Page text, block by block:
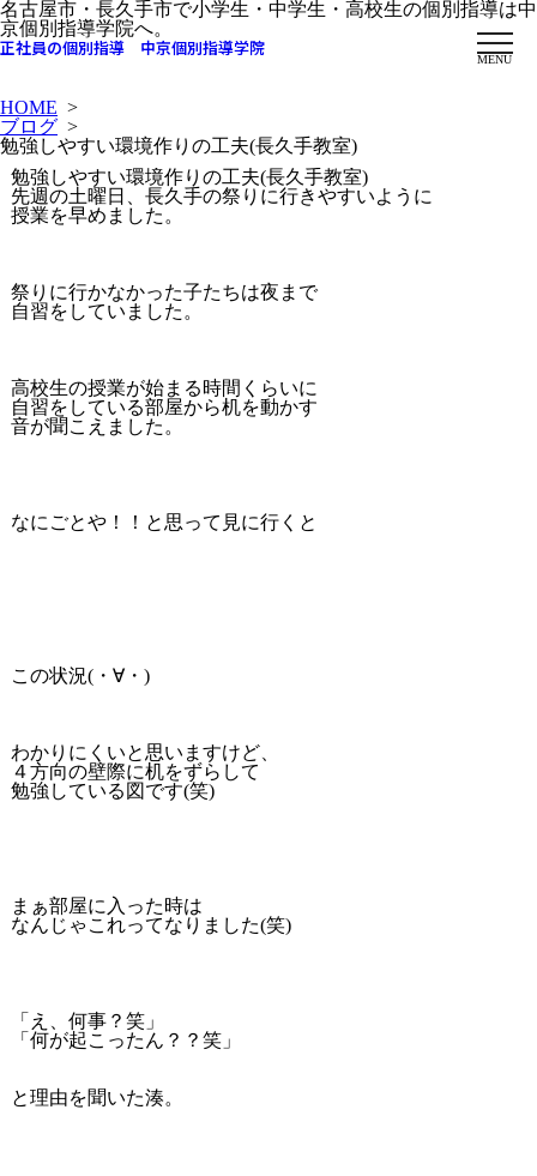
名古屋市・長久手市で小学生・中学生・高校生の個別指導は中
京個別指導学院へ。
正社員の個別指導 中京個別指導学院
MENU
HOME >
ブログ >
勉強しやすい環境作りの工夫(長久手教室)
勉強しやすい環境作りの工夫(長久手教室)
先週の土曜日、長久手の祭りに行きやすいように
授業を早めました。
祭りに行かなかった子たちは夜まで
自習をしていました。
高校生の授業が始まる時間くらいに
自習をしている部屋から机を動かす
音が聞こえました。
なにごとや！！と思って見に行くと
この状況(・∀・)
わかりにくいと思いますけど、
４方向の壁際に机をずらして
勉強している図です(笑)
まぁ部屋に入った時は
なんじゃこれってなりました(笑)
「え、何事？笑」
「何が起こったん？？笑」
と理由を聞いた湊。